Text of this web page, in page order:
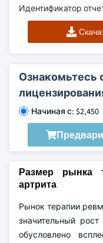
Идентификатор
Ознакомьтесь
Начиная с: $2,450
Размер рынка
артрита
Рынок терапии
значительный
обусловлено